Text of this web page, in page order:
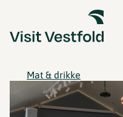
Mat & drikke